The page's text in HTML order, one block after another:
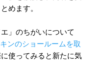
めます。
」のちがいについて
ンのショールームを取
使ってみると新たに気